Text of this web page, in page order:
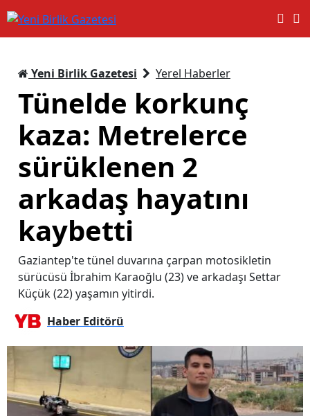
Yeni Birlik Gazetesi Yerel Haberler
Tünelde korkunç
kaza: Metrelerce
sürüklenen 2
arkadaş hayatını
kaybetti
Gaziantep'te tünel duvarına çarpan motosikletin
sürücüsü İbrahim Karaoğlu (23) ve arkadaşı Settar
Küçük (22) yaşamın yitirdi.
Haber Editörü